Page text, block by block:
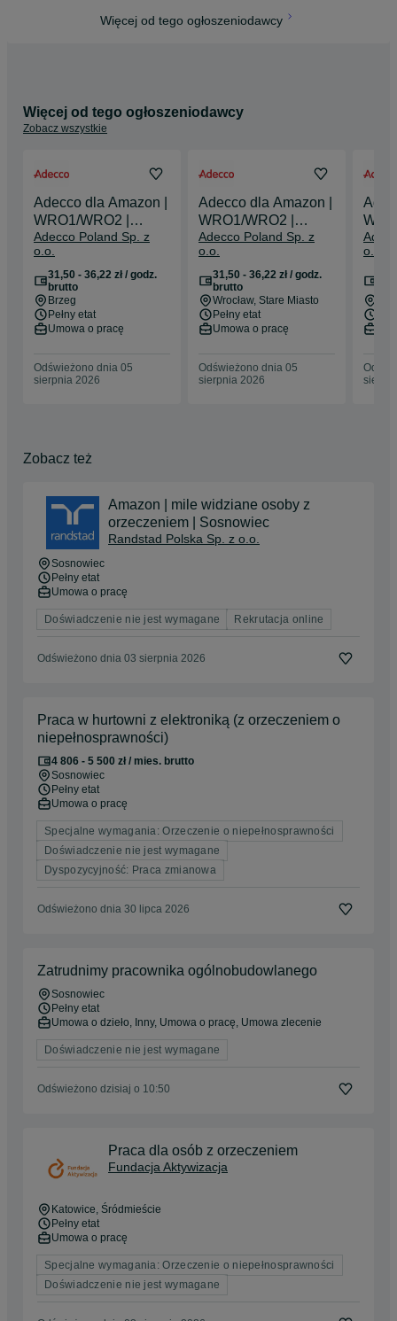
Więcej od tego ogłoszeniodawcy
Więcej od tego ogłoszeniodawcy
Zobacz wszystkie
Adecco dla Amazon |
WRO1/WRO2 |
stawka do 36,22 zł/h
brutto*
Adecco Poland Sp. z
o.o.
31,50 - 36,22 zł / godz.
brutto
Brzeg
Pełny etat
Umowa o pracę
Odświeżono dnia 05
sierpnia 2026
Adecco dla Amazon |
WRO1/WRO2 |
stawka do 36,22 zł/h
brutto*
Adecco Poland Sp. z
o.o.
31,50 - 36,22 zł / godz.
brutto
Wrocław, Stare Miasto
Pełny etat
Umowa o pracę
Odświeżono dnia 05
sierpnia 2026
o.o.
Zobacz też
Amazon | mile widziane osoby z
orzeczeniem | Sosnowiec
Randstad Polska Sp. z o.o.
Sosnowiec
Pełny etat
Umowa o pracę
Doświadczenie nie jest wymagane Rekrutacja online
Odświeżono dnia 03 sierpnia 2026
Praca w hurtowni z elektroniką (z orzeczeniem o
niepełnosprawności)
4 806 - 5 500 zł / mies. brutto
Sosnowiec
Pełny etat
Umowa o pracę
Specjalne wymagania: Orzeczenie o niepełnosprawności
Doświadczenie nie jest wymagane
Dyspozycyjność: Praca zmianowa
Odświeżono dnia 30 lipca 2026
Zatrudnimy pracownika ogólnobudowlanego
Sosnowiec
Pełny etat
Umowa o dzieło, Inny, Umowa o pracę, Umowa zlecenie
Doświadczenie nie jest wymagane
Odświeżono dzisiaj o 10:50
Praca dla osób z orzeczeniem
Fundacja Aktywizacja
Katowice, Śródmieście
Pełny etat
Umowa o pracę
Specjalne wymagania: Orzeczenie o niepełnosprawności
Doświadczenie nie jest wymagane